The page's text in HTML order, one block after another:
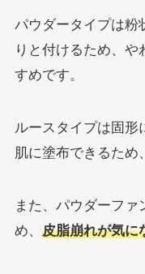
パウダータイプは粉
りと付けるため、
すめです。
ルースタイプは固形
肌に塗布できるため
また、パウダーファ
め、 皮脂崩れが気に